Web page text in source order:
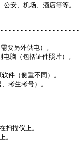
安、机场、酒店等等。
要另外供电）。
脑（包括证件照片）。
件（侧重不同）。
考生考号）。
。
描仪上。
。